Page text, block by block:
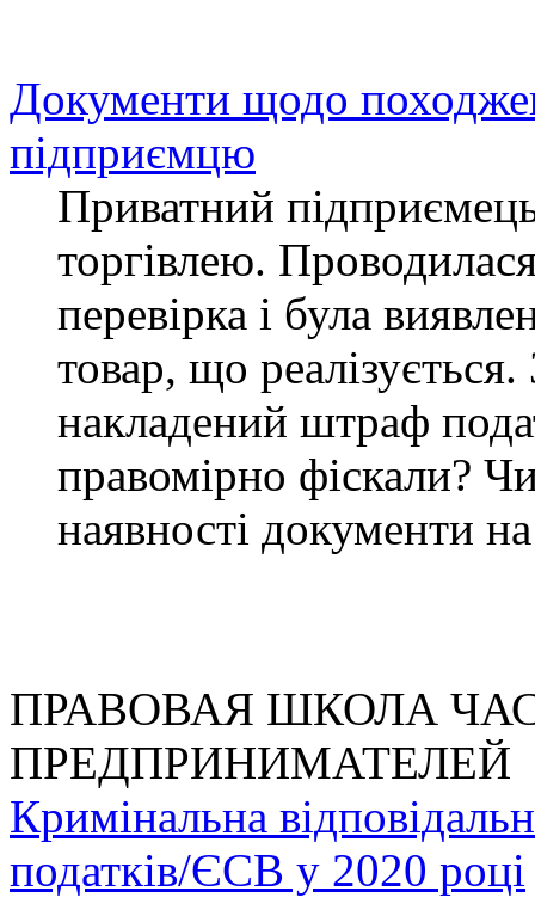
Документи щодо
підприємцю
Приватний
торгівлею.
перевірка і була
товар, що
накладений штраф
правомірно фіскали?
наявності документи
ПРАВОВАЯ ШКОЛА
ПРЕДПРИНИМАТЕЛЕЙ
Кримінальна
податків/ЄСВ у 2020 році